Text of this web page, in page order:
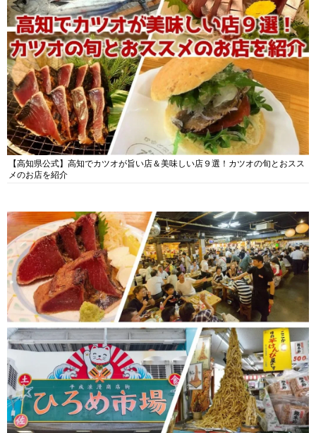
【高知県公式】高知でカツオが旨い店＆美味しい店９選！カツオの旬とおスス
メのお店を紹介